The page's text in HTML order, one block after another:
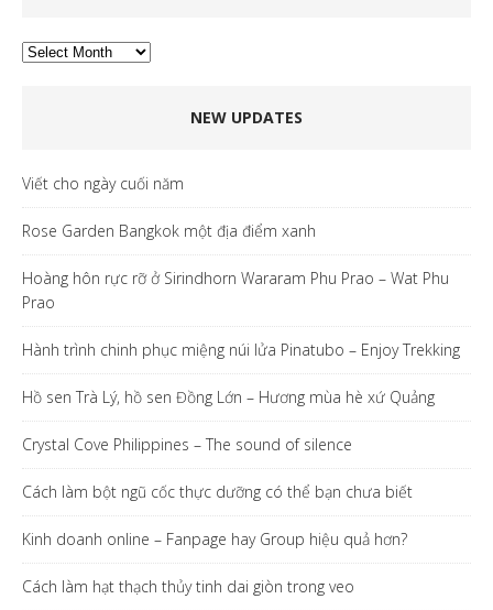
Archives
NEW UPDATES
Viết cho ngày cuối năm
Rose Garden Bangkok một địa điểm xanh
Hoàng hôn rực rỡ ở Sirindhorn Wararam Phu Prao – Wat Phu
Prao
Hành trình chinh phục miệng núi lửa Pinatubo – Enjoy Trekking
Hồ sen Trà Lý, hồ sen Đồng Lớn – Hương mùa hè xứ Quảng
Crystal Cove Philippines – The sound of silence
Cách làm bột ngũ cốc thực dưỡng có thể bạn chưa biết
Kinh doanh online – Fanpage hay Group hiệu quả hơn?
Cách làm hạt thạch thủy tinh dai giòn trong veo